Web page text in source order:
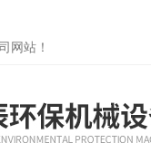
网站！